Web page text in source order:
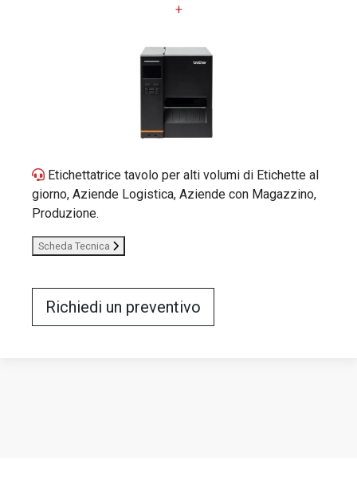
+
Etichettatrice tavolo per alti volumi di Etichette al
giorno, Aziende Logistica, Aziende con Magazzino,
Produzione.
Scheda Tecnica
Richiedi un preventivo